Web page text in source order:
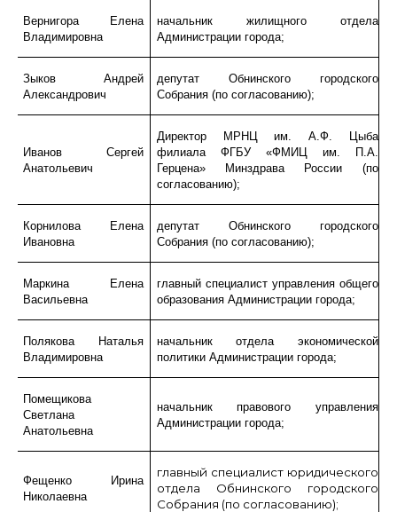
Вернигора Елена
Владимировна
начальник жилищного отдела
Администрации города;
Зыков Андрей
Александрович
депутат Обнинского городского
Собрания(по согласованию);
Иванов Сергей
Анатольевич
Директор МРНЦ им. А.Ф. Цыба
филиала ФГБУ «ФМИЦ им. П.А.
Герцена» Минздрава России (по
согласованию);
Корнилова Елена
Ивановна
депутат Обнинского городского
Собрания(по согласованию);
Маркина Елена
Васильевна
главный специалист управления общего
образования Администрации города;
Полякова Наталья
Владимировна
начальник отдела экономической
политики Администрации города;
Помещикова
Светлана
Анатольевна
начальник правового управления
Администрации города;
Фещенко Ирина
Николаевна
главный специалист юридического
отдела Обнинского городского
Собрания (по согласованию);